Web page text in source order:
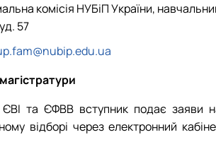
комісія НУБіП України,
57
ЄВІ та ЄФВВ вступник подає заяви
відборі через електронний